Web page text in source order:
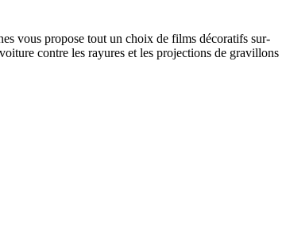
vous propose tout un choix de films décoratifs sur-
contre les rayures et les projections de gravillons